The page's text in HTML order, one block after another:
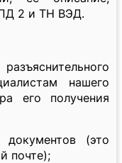
2 и ТН ВЭД.
нашего
его получения
(это
почте);